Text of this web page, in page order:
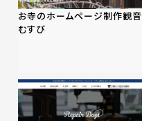
お寺のホームページ制作観音
むすび